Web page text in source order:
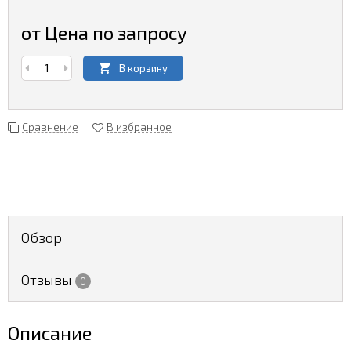
от Цена по запросу
В корзину
Сравнение В избранное
Обзор
Отзывы 0
Описание